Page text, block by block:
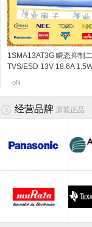
1SMA13AT3G 瞬态抑制
TVS/ESD 13V 18.6A
ON
2SC5108-Y NPN三极管
6Ghz 120~240 SOT-523/
TOSHIBA
NPN+PNP复合三极管
ZETEX
2SK3230 N沟道结型场效
0.06~0.11mA SOT-523
NEC
经营品牌 原装正品